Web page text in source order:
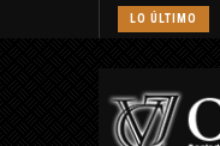
LO ÚLTIMO